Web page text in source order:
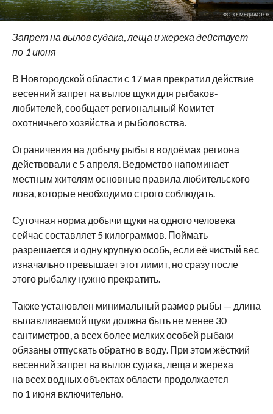
ФОТО: МЕДИАСТОК
Запрет на вылов судака, леща и жереха действует
по 1 июня
В Новгородской области с 17 мая прекратил действие
весенний запрет на вылов щуки для рыбаков-
любителей, сообщает региональный Комитет
охотничьего хозяйства и рыболовства.
Ограничения на добычу рыбы в водоёмах региона
действовали с 5 апреля. Ведомство напоминает
местным жителям основные правила любительского
лова, которые необходимо строго соблюдать.
Суточная норма добычи щуки на одного человека
сейчас составляет 5 килограммов. Поймать
разрешается и одну крупную особь, если её чистый вес
изначально превышает этот лимит, но сразу после
этого рыбалку нужно прекратить.
Также установлен минимальный размер рыбы — длина
вылавливаемой щуки должна быть не менее 30
сантиметров, а всех более мелких особей рыбаки
обязаны отпускать обратно в воду. При этом жёсткий
весенний запрет на вылов судака, леща и жереха
на всех водных объектах области продолжается
по 1 июня включительно.